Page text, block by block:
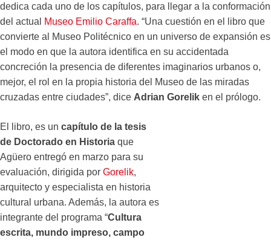
dedica cada uno de los capítulos, para llegar a la conformación
del actual
Museo Emilio Caraffa. “Una cuestión en el libro que
convierte al Museo Politécnico en un universo de expansión es
el modo en que la autora identifica en su accidentada
concreción la presencia de diferentes imaginarios urbanos o,
mejor, el rol en la propia historia del Museo de las miradas
cruzadas entre ciudades”, dice Adrian Gorelik en el prólogo.
El libro, es un capítulo de la tesis
de Doctorado en Historia que
Agüero entregó en marzo para su
evaluación, dirigida por Gorelik,
arquitecto y especialista en historia
cultural urbana. Además, la autora es
integrante del programa “Cultura
escrita, mundo impreso, campo